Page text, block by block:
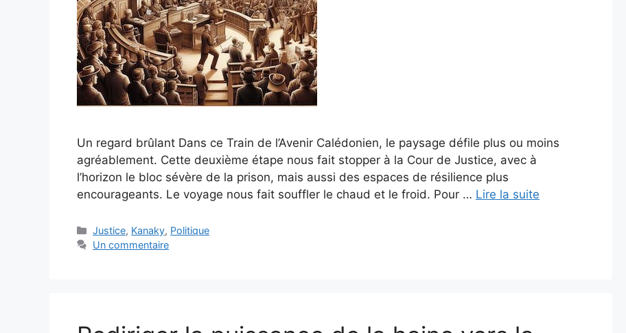
Un regard brûlant Dans ce Train de l’Avenir Calédonien, le paysage défile plus ou moins
agréablement. Cette deuxième étape nous fait stopper à la Cour de Justice, avec à
l’horizon le bloc sévère de la prison, mais aussi des espaces de résilience plus
encourageants. Le voyage nous fait souffler le chaud et le froid. Pour … Lire la suite
Catégories
Justice, Kanaky, Politique
Un commentaire